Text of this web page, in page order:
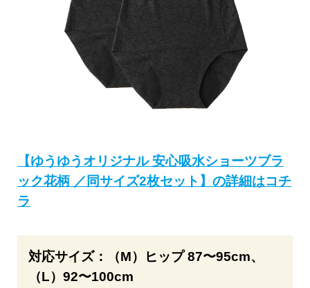
【ゆうゆうオリジナル 安心吸水ショーツブラ
ック花柄 ／同サイズ2枚セット】の詳細はコチ
ラ
対応サイズ：（M）ヒップ 87〜95cm、
（L）92〜100cm